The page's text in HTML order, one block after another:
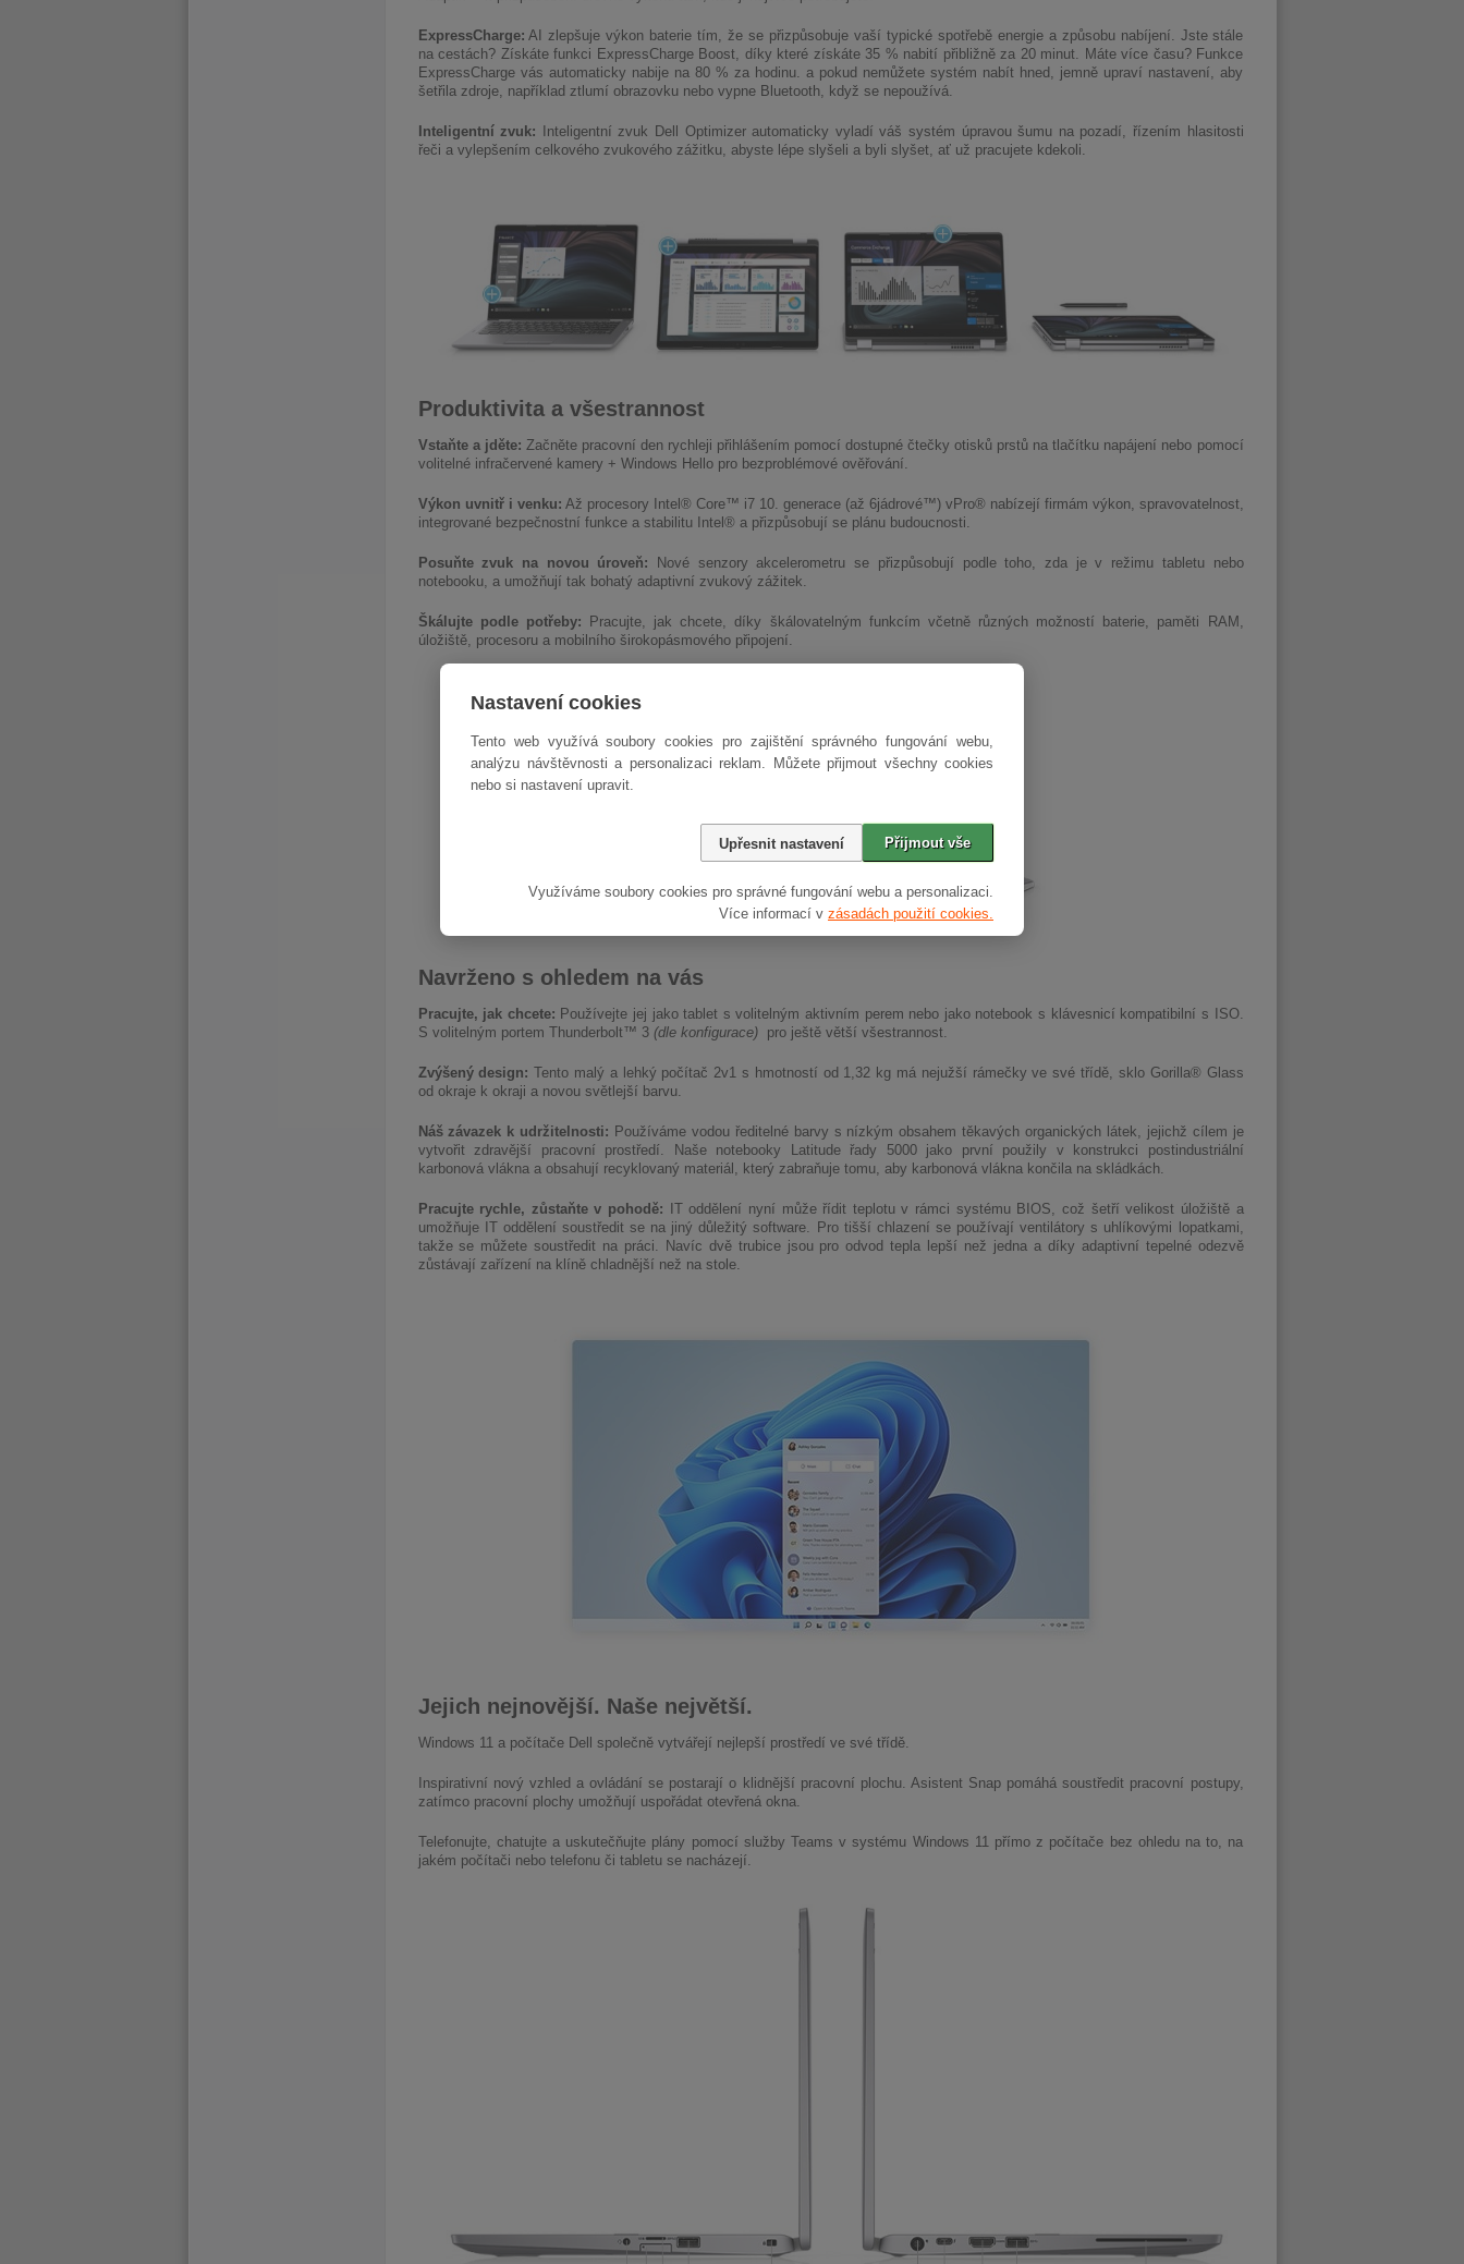
Nastavení cookies
Tento web využívá soubory cookies pro zajištění správného fungování webu,
analýzu návštěvnosti a personalizaci reklam. Můžete přijmout všechny cookies
nebo si nastavení upravit.
Přijmout vše
Upřesnit nastavení
Využíváme soubory cookies pro správné fungování webu a personalizaci.
Více informací v zásadách použití cookies.
ExpressCharge: AI zlepšuje výkon baterie tím, že se přizpůsobuje vaší typické spotřebě energie a způsobu nabíjení. Jste stále
na cestách? Získáte funkci ExpressCharge Boost, díky které získáte 35 % nabití přibližně za 20 minut. Máte více času? Funkce
ExpressCharge vás automaticky nabije na 80 % za hodinu. a pokud nemůžete systém nabít hned, jemně upraví nastavení, aby
šetřila zdroje, například ztlumí obrazovku nebo vypne Bluetooth, když se nepoužívá.
Inteligentní zvuk: Inteligentní zvuk Dell Optimizer automaticky vyladí váš systém úpravou šumu na pozadí, řízením hlasitosti
řeči a vylepšením celkového zvukového zážitku, abyste lépe slyšeli a byli slyšet, ať už pracujete kdekoli.
Produktivita a všestrannost
Vstaňte a jděte: Začněte pracovní den rychleji přihlášením pomocí dostupné čtečky otisků prstů na tlačítku napájení nebo pomocí
volitelné infračervené kamery + Windows Hello pro bezproblémové ověřování.
Výkon uvnitř i venku: Až procesory Intel® Core™ i7 10. generace (až 6jádrové™) vPro® nabízejí firmám výkon, spravovatelnost,
integrované bezpečnostní funkce a stabilitu Intel® a přizpůsobují se plánu budoucnosti.
Posuňte zvuk na novou úroveň: Nové senzory akcelerometru se přizpůsobují podle toho, zda je v režimu tabletu nebo
notebooku, a umožňují tak bohatý adaptivní zvukový zážitek.
Škálujte podle potřeby: Pracujte, jak chcete, díky škálovatelným funkcím včetně různých možností baterie, paměti RAM,
úložiště, procesoru a mobilního širokopásmového připojení.
Navrženo s ohledem na vás
Pracujte, jak chcete: Používejte jej jako tablet s volitelným aktivním perem nebo jako notebook s klávesnicí kompatibilní s ISO.
S volitelným portem Thunderbolt™ 3 (dle konfigurace) pro ještě větší všestrannost.
Zvýšený design: Tento malý a lehký počítač 2v1 s hmotností od 1,32 kg má nejužší rámečky ve své třídě, sklo Gorilla® Glass
od okraje k okraji a novou světlejší barvu.
Náš závazek k udržitelnosti: Používáme vodou ředitelné barvy s nízkým obsahem těkavých organických látek, jejichž cílem je
vytvořit zdravější pracovní prostředí. Naše notebooky Latitude řady 5000 jako první použily v konstrukci postindustriální
karbonová vlákna a obsahují recyklovaný materiál, který zabraňuje tomu, aby karbonová vlákna končila na skládkách.
Pracujte rychle, zůstaňte v pohodě: IT oddělení nyní může řídit teplotu v rámci systému BIOS, což šetří velikost úložiště a
umožňuje IT oddělení soustředit se na jiný důležitý software. Pro tišší chlazení se používají ventilátory s uhlíkovými lopatkami,
takže se můžete soustředit na práci. Navíc dvě trubice jsou pro odvod tepla lepší než jedna a díky adaptivní tepelné odezvě
zůstávají zařízení na klíně chladnější než na stole.
Jejich nejnovější. Naše největší.
Windows 11 a počítače Dell společně vytvářejí nejlepší prostředí ve své třídě.
Inspirativní nový vzhled a ovládání se postarají o klidnější pracovní plochu. Asistent Snap pomáhá soustředit pracovní postupy,
zatímco pracovní plochy umožňují uspořádat otevřená okna.
Telefonujte, chatujte a uskutečňujte plány pomocí služby Teams v systému Windows 11 přímo z počítače bez ohledu na to, na
jakém počítači nebo telefonu či tabletu se nacházejí.